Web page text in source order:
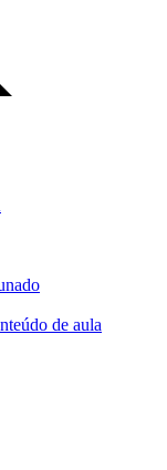
de aula